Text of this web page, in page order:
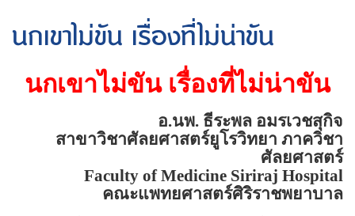
นกเขาไม่ขัน เรื่องที่ไม่น่าขัน
นกเขาไม่ขัน เรื่องที่ไม่น่าขัน
อ.นพ. ธีระพล อมรเวชสุกิจ
สาขาวิชาศัลยศาสตร์ยูโรวิทยา ภาควิชา
ศัลยศาสตร์
Faculty ofMedicine Siriraj Hospital
คณะแพทยศาสตร์ศิริราชพยาบาล